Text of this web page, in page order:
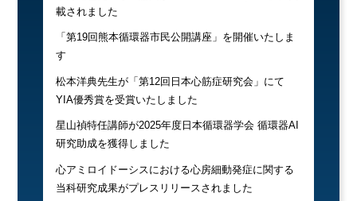
載されました
「第19回熊本循環器市民公開講座」を開催いたしま
す
松本洋典先生が「第12回日本心筋症研究会」にて
YIA優秀賞を受賞いたしました
星山禎特任講師が2025年度日本循環器学会 循環器AI
研究助成を獲得しました
心アミロイドーシスにおける心房細動発症に関する
当科研究成果がプレスリリースされました